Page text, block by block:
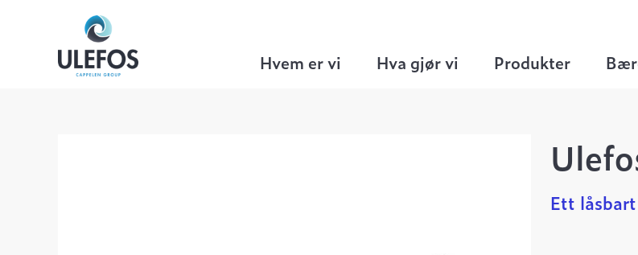
Hvem er vi Hva gjør vi Produkter
Ulefos>
Ett